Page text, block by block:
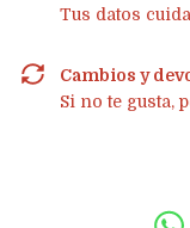
Tus datos
Cambios y
Si no te gusta,